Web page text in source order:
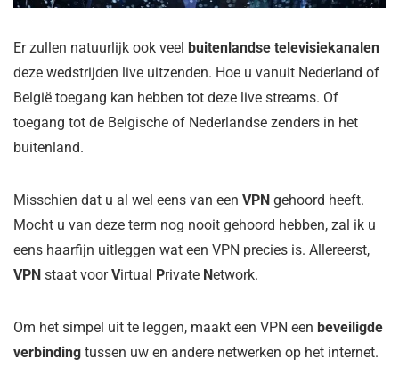
Er zullen natuurlijk ook veel buitenlandse televisiekanalen
deze wedstrijden live uitzenden. Hoe u vanuit Nederland of
België toegang kan hebben tot deze live streams. Of
toegang tot de Belgische of Nederlandse zenders in het
buitenland.
Misschien dat u al wel eens van een VPN gehoord heeft.
Mocht u van deze term nog nooit gehoord hebben, zal ik u
eens haarfijn uitleggen wat een VPN precies is. Allereerst,
VPN staat voorVirtual Private Network.
Om het simpel uit te leggen, maakt een VPN een beveiligde
verbinding tussen uw en andere netwerken op het internet.